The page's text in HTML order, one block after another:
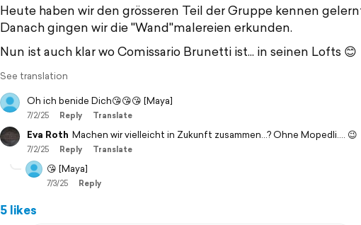
Heute haben wir den grösseren Teil der Gruppe kennen
Danach gingen wir die "Wand"malereien erkunden.
Nun ist auch klar wo Comissario Brunetti ist... in seinen Lofts 😊
See translation
Oh ich benide Dich😘😘😘 [Maya]
7/2/25 Reply Translate
Eva Roth Machen wir vielleicht in Zukunft zusammen...? Ohne Mopedli.... 😉
7/2/25 Reply Translate
😘 [Maya]
7/3/25 Reply
5 likes